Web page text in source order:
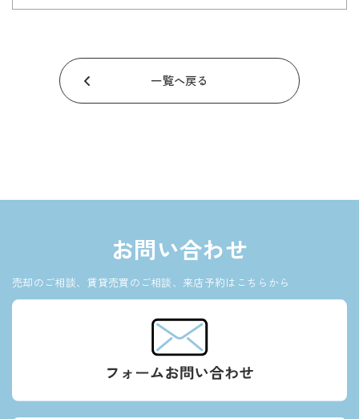
一覧へ戻る
お問い合わせ
売却のご相談、賃貸売買のご相談、来店予約はこちらから